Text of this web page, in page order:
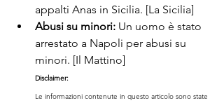
appalti Anas in Sicilia. [La Sicilia]
Abusi su minori: Un uomo è stato
arrestato a Napoli per abusi su
minori. [Il Mattino]
Disclaimer:
Le informazioni contenute in questo articolo sono state